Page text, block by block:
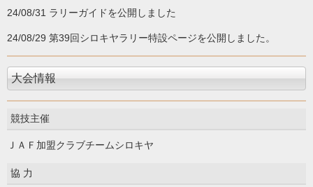
24/08/31 ラリーガイドを公開しました
24/08/29 第39回シロキヤラリー特設ページを公開しました。
大会情報
競技主催
ＪＡＦ 加盟クラブチームシロキヤ
協 力